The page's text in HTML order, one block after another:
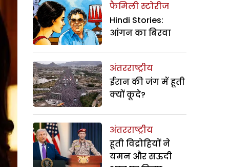
फैमिली स्टोरीज
Hindi Stories:
आंगन का बिरवा
अंतरराष्ट्रीय
ईरान की जंग में हूती
क्यों कूदे?
अंतरराष्ट्रीय
हूती विद्रोहियों ने
यमन और सऊदी